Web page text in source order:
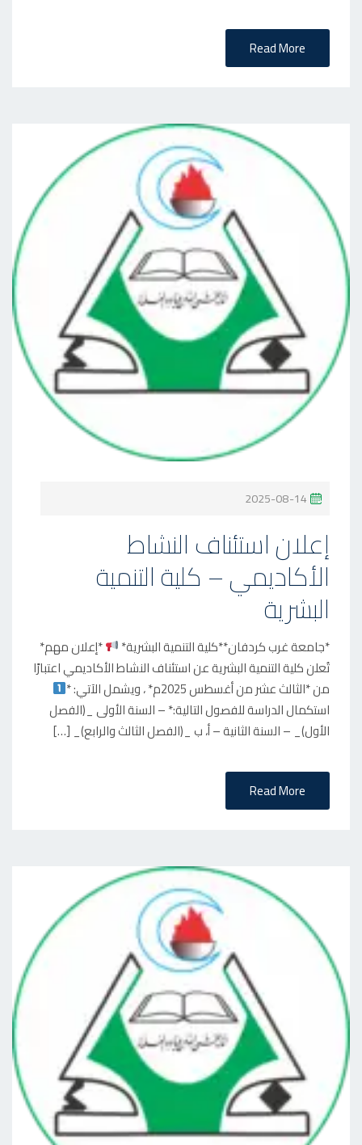
Read More
P
E
D
N
2025-08-14
إعلان استئناف النشاط
الأكاديمي – كلية التنمية
البشرية
*جامعة غرب كردفان**كلية التنمية البشرية*
*إعلان مهم*
تُعلن كلية التنمية البشرية عن استئناف النشاط الأكاديمي اعتبارًا
من *الثالث عشر من أغسطس 2025م* ، ويشمل الآتي: *
استكمال الدراسة للفصول التالية:* – السنة الأولى _(الفصل
الأول)_ – السنة الثانية – أ، ب _(الفصل الثالث والرابع)_ […]
Read More